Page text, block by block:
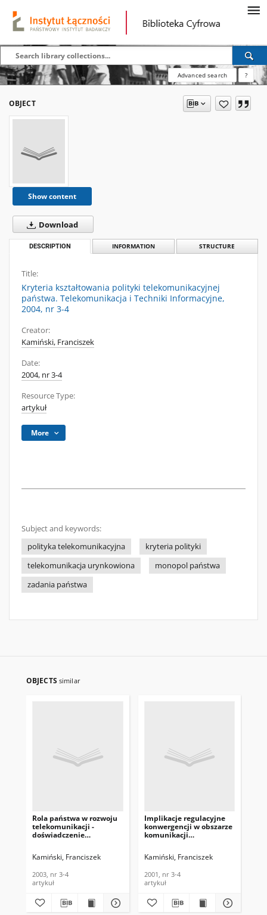
Advanced search ?
OBJECT
Show content
Download
DESCRIPTION INFORMATION STRUCTURE
Title:
Kryteria kształtowania polityki telekomunikacyjnej
państwa. Telekomunikacja i Techniki Informacyjne,
2004, nr 3-4
Creator:
Kamiński, Franciszek
Date:
2004, nr 3-4
Resource Type:
artykuł
More
Subject and keywords:
polityka telekomunikacyjna
kryteria polityki
telekomunikacja urynkowiona
monopol państwa
zadania państwa
OBJECTS similar
Rola państwa w rozwoju
telekomunikacji -
doświadczenie
Techniki Informacyjne,
Kamiński, Franciszek
2003, nr 3-4
artykuł
Implikacje regulacyjne
konwergencji w obszarze
komunikacji
Techniki Informacyjne,
Kamiński, Franciszek
2001, nr 3-4
artykuł